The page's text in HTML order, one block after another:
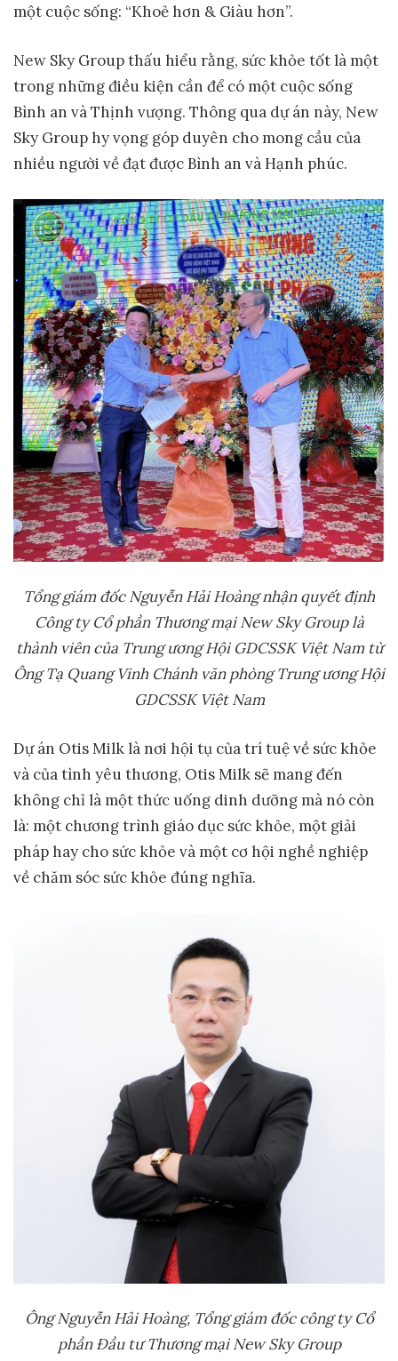
một cuộc sống: “Khoẻ hơn & Giàu hơn”.
New Sky Group thấu hiểu rằng, sức khỏe tốt là một
trong những điều kiện cần để có một cuộc sống
Bình an và Thịnh vượng. Thông qua dự án này, New
Sky Group hy vọng góp duyên cho mong cầu của
nhiều người về đạt được Bình an và Hạnh phúc.
Tổng giám đốc Nguyễn Hải Hoàng nhận quyết định
Công ty Cổ phần Thương mại New Sky Group là
thành viên của Trung ương Hội GDCSSK Việt Nam từ
Ông Tạ Quang Vinh Chánh văn phòng Trung ương Hội
GDCSSK Việt Nam
Dự án Otis Milk là nơi hội tụ của trí tuệ về sức khỏe
và của tình yêu thương, Otis Milk sẽ mang đến
không chỉ là một thức uống dinh dưỡng mà nó còn
là: một chương trình giáo dục sức khỏe, một giải
pháp hay cho sức khỏe và một cơ hội nghề nghiệp
về chăm sóc sức khỏe đúng nghĩa.
Ông Nguyễn Hải Hoàng, Tổng giám đốc công ty Cổ
phần Đầu tư Thương mại New Sky Group